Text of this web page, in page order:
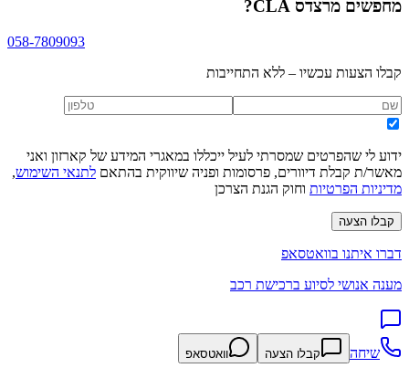
מחפשים מרצדס CLA ?
058-7809093
קבלו הצעות עכשיו – ללא התחייבות
ידוע לי שהפרטים שמסרתי לעיל ייכללו במאגרי המידע של קארזון ואני
מאשר/ת קבלת דיוורים, פרסומות ופניה שיווקית בהתאם לתנאי השימוש,
מדיניות הפרטיות וחוק הגנת הצרכן
קבלו הצעה
דברו איתנו בוואטסאפ
מענה אנושי לסיוע ברכישת רכב
שיחה קבלו הצעה וואטסאפ